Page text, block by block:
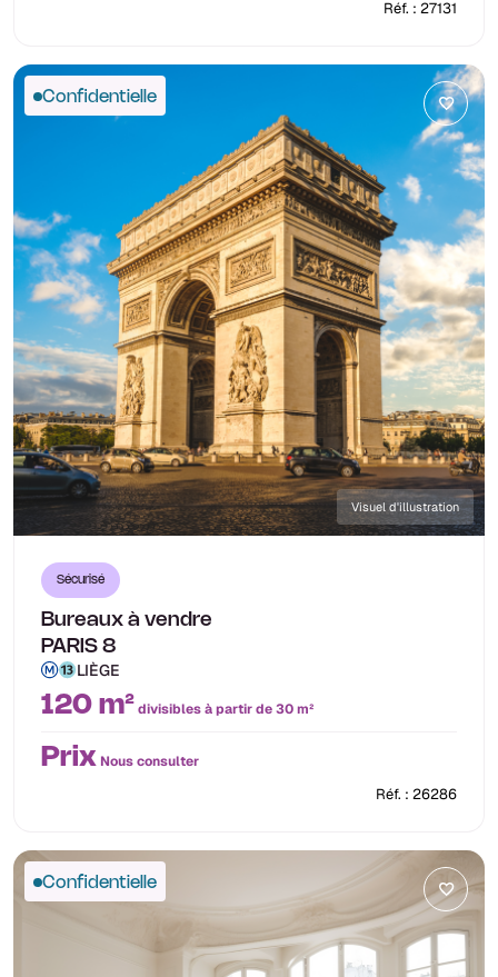
Réf. : 27131
Confidentielle
Visuel d'illustration
Sécurisé
Bureaux à vendre
PARIS 8
LIÈGE
120 m²divisibles à partir de 30 m²
Prix Nous consulter
Réf. : 26286
Confidentielle